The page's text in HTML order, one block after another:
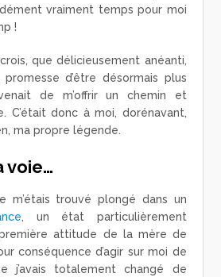
vraiment temps pour moi
!
que délicieusement anéanti,
d’être désormais plus
de m’offrir un chemin et
C’était donc à moi, dorénavant,
ma propre légende.
voie…
m’étais trouvé plongé dans un
, un état particulièrement
attitude de la mère de
conséquence d’agir sur moi de
j’avais totalement changé de